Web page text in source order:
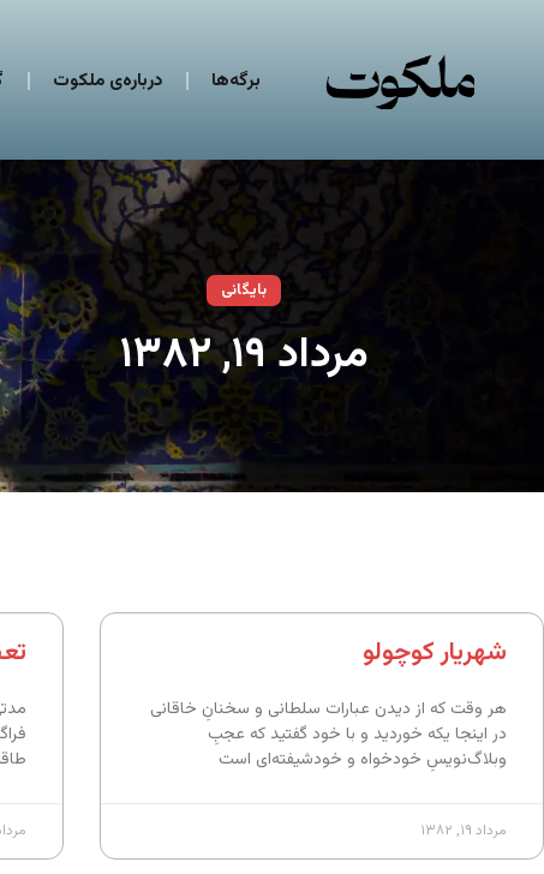
برگه‌ها درباره‌ی ملکوت
بایگانی
مرداد ۱۹, ۱۳۸۲
شهریار کوچولو
هر وقت که از دیدن عبارات سلطانی و سخنانِ خاقانی
در اینجا یکه خوردید و با خود گفتید که عجبِ
وبلاگ‌نویسِ خودخواه و خودشیفته‌ای است
مرداد ۱۹, ۱۳۸۲ مرداد ۱۹,